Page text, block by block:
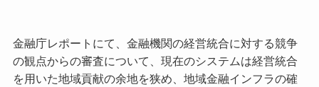
金融庁レポートにて、金融機関の経営統合に対する競争
の観点からの審査について、現在のシステムは経営統合
を用いた地域貢献の余地を狭め、地域金融インフラの確